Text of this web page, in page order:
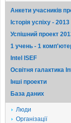
Анкети учасників
Історія успіху - 2013
Успішний проект
1 учень - 1
Intel ISEF
Освітня галактика
Iншi проекти
База даних
Люди
Організації